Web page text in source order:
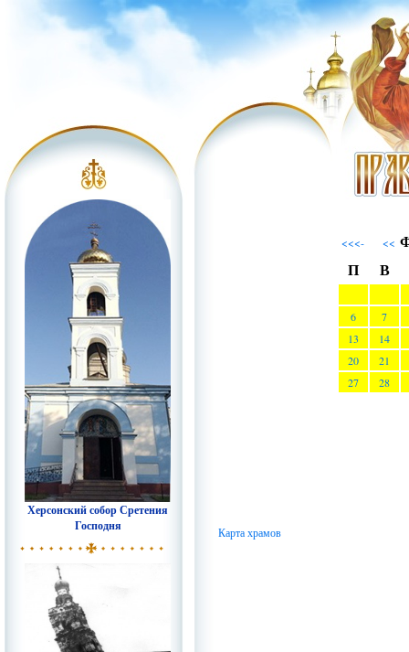
Херсонский собор Сретения
Господня
<<<- <<
П
В
6
7
13
14
20
21
27
28
Карта храмов